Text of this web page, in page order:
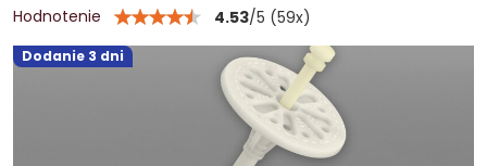
Dodanie 3 dni
Hodnotenie 4.53/5 (59x)